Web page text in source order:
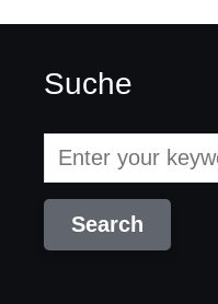
Suche